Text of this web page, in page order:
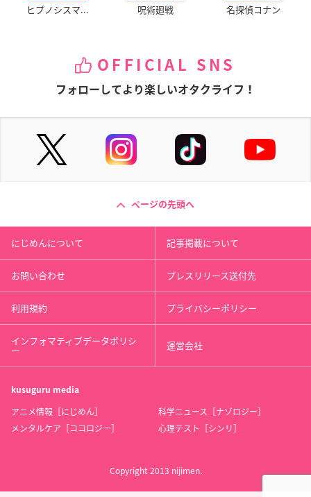
ヒプノシスマ... 呪術廻戦 名探偵コナン
OFFICIAL SNS
フォローしてより楽しいオタクライフ！
ページの先頭へ
にじめんについて 記事掲載について
お問い合わせ プレスリリース送付先
利用規約 プライバシーポリシー
インフォマティブデータポリシ
ー 運営会社
kusuguru media
アニメ情報［にじめん］
科学ニュース［ナゾロジー］
メンタルケア［ココロジー］
心理テスト［シンリ］
Copyright 2013 nijimen.